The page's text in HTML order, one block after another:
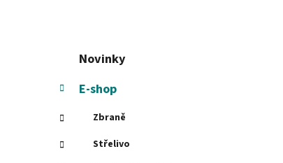
s
r
a
kategorie
t
e
g
r
Novinky
E-shop
Zbraně
Střelivo